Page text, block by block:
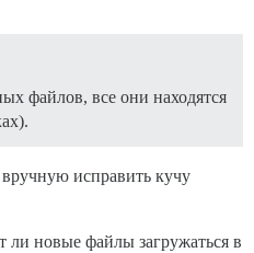
файлов, все они находятся
исправить кучу
новые файлы загружаться в